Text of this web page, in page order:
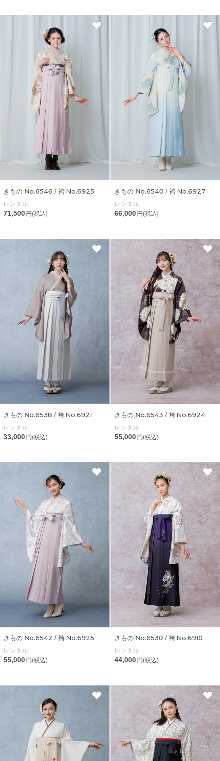
きもの No.6546 / 袴 No.6925
レンタル
71,500 円(税込)
きもの No.6540 / 袴 No.6927
レンタル
66,000 円(税込)
きもの No.6538 / 袴 No.6921
レンタル
33,000 円(税込)
きもの No.6543 / 袴 No.6924
レンタル
55,000 円(税込)
きもの No.6542 / 袴 No.6925
レンタル
55,000 円(税込)
きもの No.6530 / 袴 No.6910
レンタル
44,000 円(税込)